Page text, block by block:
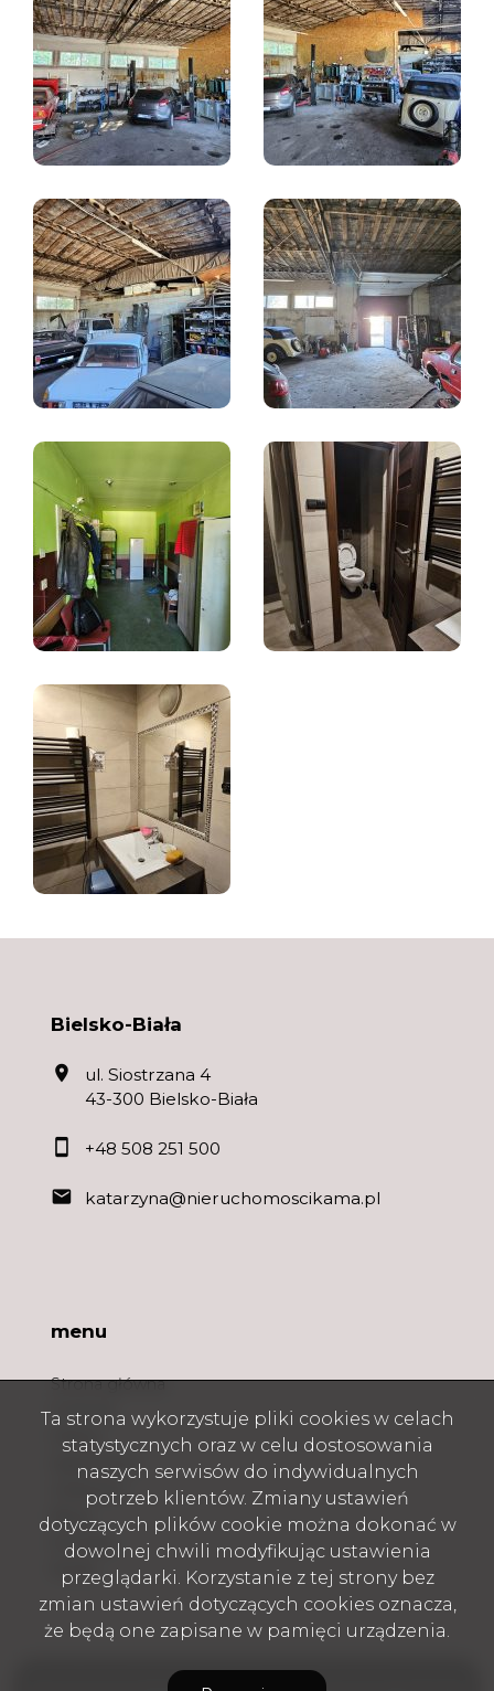
Bielsko-Biała
ul. Siostrzana 4
43-300 Bielsko-Biała
+48 508 251 500
katarzyna@nieruchomoscikama.pl
menu
Strona główna
O firmie
Oferty
Zgłoszenia
Ulubione
Blog
Kontakt
Rodo
Ta strona wykorzystuje pliki cookies w celach
statystycznych oraz w celu dostosowania
naszych serwisów do indywidualnych
potrzeb klientów. Zmiany ustawień
dotyczących plików cookie można dokonać w
dowolnej chwili modyfikując ustawienia
przeglądarki. Korzystanie z tej strony bez
zmian ustawień dotyczących cookies oznacza,
że będą one zapisane w pamięci urządzenia.